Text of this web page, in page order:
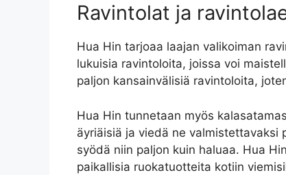
Ravintolat ja
Hua Hin tarjoaa laajan valikoiman
lukuisia ravintoloita, joissa voi
paljon kansainvälisiä ravintoloita,
Hua Hin tunnetaan myös
äyriäisiä ja viedä ne
syödä niin paljon kuin haluaa. Hua
paikallisia ruokatuotteita kotiin